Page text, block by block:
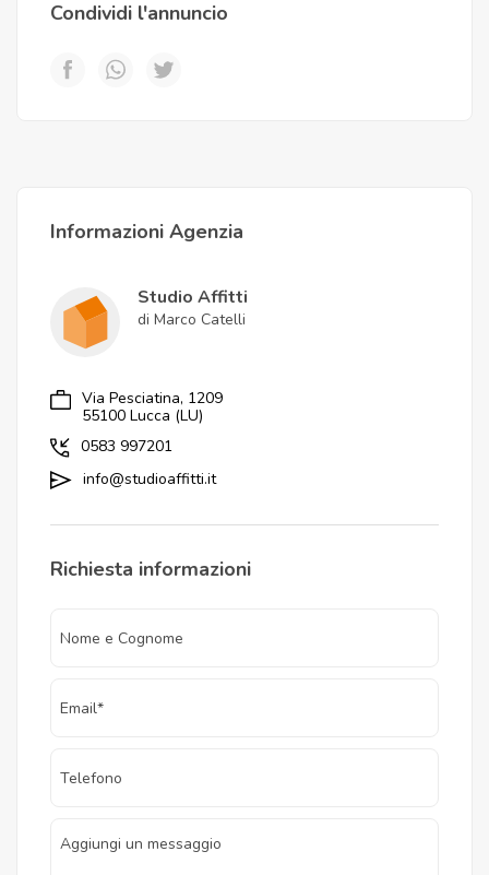
Condividi l'annuncio
Informazioni Agenzia
Studio Affitti
di Marco Catelli
Via Pesciatina, 1209
55100 Lucca (LU)
0583 997201
info@studioaffitti.it
Richiesta informazioni